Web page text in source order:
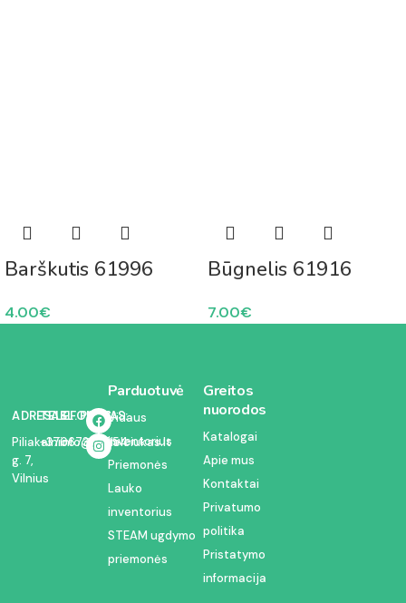
Barškutis 61996
4.00€
Būgnelis 61916
7.00€
ADRESAS:
Piliakalnio
g. 7,
Vilnius
TELEFONAS:
+37067350054
EL. PAŠTAS:
info@kodelciukas.lt
Parduotuvė
Vidaus
inventorius
Priemonės
Lauko
inventorius
STEAM ugdymo
priemonės
Greitos
nuorodos
Katalogai
Apie mus
Kontaktai
Privatumo
politika
Pristatymo
informacija